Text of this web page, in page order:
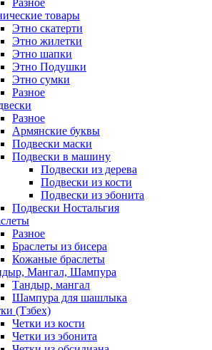
Разное
товары
Этно скатерти
Этно жилетки
Этно шапки
Этно Подушки
Этно сумки
Разное
Разное
Армянские буквы
Подвески маски
Подвески в машину
Подвески из дерева
Подвески из кости
Подвески из эбонита
Подвески Ностальгия
Разное
Браслеты из бисера
Кожаные браслеты
Мангал, Шампура
Тандыр, мангал
Шампура для шашлыка
(Тзбех)
Четки из кости
Четки из эбонита